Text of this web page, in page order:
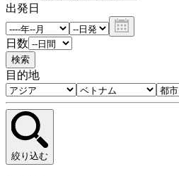
出発日
日数
検索
目的地
絞り込む